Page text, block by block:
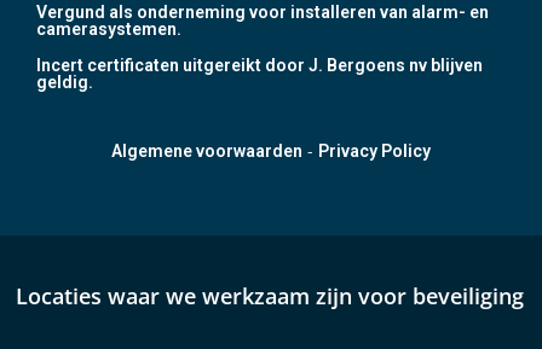
Vergund als onderneming voor installeren van alarm- en
camerasystemen.
Incert certificaten uitgereikt door J. Bergoens nv blijven
geldig.
Algemene voorwaarden - Privacy Policy
Locaties waar we werkzaam zijn voor beveiliging